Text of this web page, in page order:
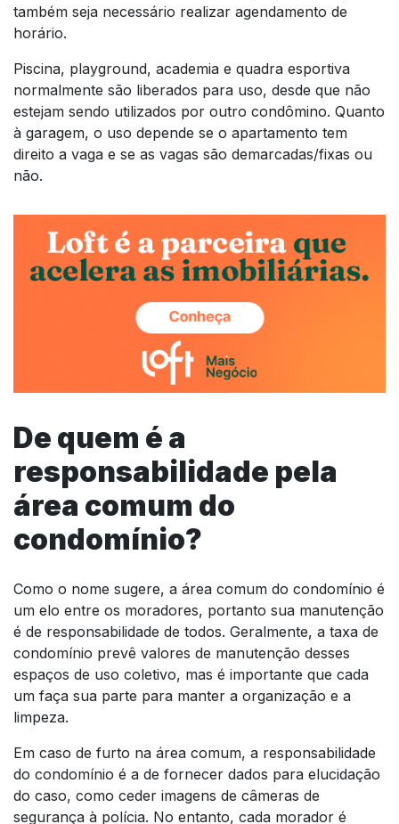
também seja necessário realizar agendamento de
horário.
Piscina, playground, academia e quadra esportiva
normalmente são liberados para uso, desde que não
estejam sendo utilizados por outro condômino. Quanto
à garagem, o uso depende se o apartamento tem
direito a vaga e se as vagas são demarcadas/fixas ou
não.
De quem é a
responsabilidade pela
área comum do
condomínio?
Como o nome sugere, a área comum do condomínio é
um elo entre os moradores, portanto sua manutenção
é de responsabilidade de todos. Geralmente, a taxa de
condomínio prevê valores de manutenção desses
espaços de uso coletivo, mas é importante que cada
um faça sua parte para manter a organização e a
limpeza.
Em caso de furto na área comum, a responsabilidade
do condomínio é a de fornecer dados para elucidação
do caso, como ceder imagens de câmeras de
segurança à polícia. No entanto, cada morador é